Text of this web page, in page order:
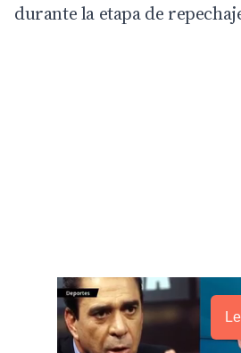
durante la etapa de